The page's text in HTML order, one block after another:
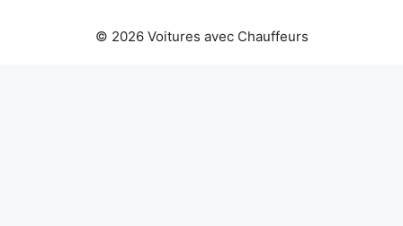
© 2026 Voitures avec Chauffeurs